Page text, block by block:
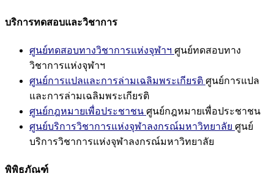
บริการทดสอบและวิชาการ
ศูนย์ทดสอบทางวิชาการแห่งจุฬาฯ ศูนย์ทดสอบทาง
วิชาการแห่งจุฬาฯ
ศูนย์การแปลและการล่ามเฉลิมพระเกียรติ ศูนย์การแปล
และการล่ามเฉลิมพระเกียรติ
ศูนย์กฎหมายเพื่อประชาชน ศูนย์กฎหมายเพื่อประชาชน
ศูนย์บริการวิชาการแห่งจุฬาลงกรณ์มหาวิทยาลัย ศูนย์
บริการวิชาการแห่งจุฬาลงกรณ์มหาวิทยาลัย
พิพิธภัณฑ์